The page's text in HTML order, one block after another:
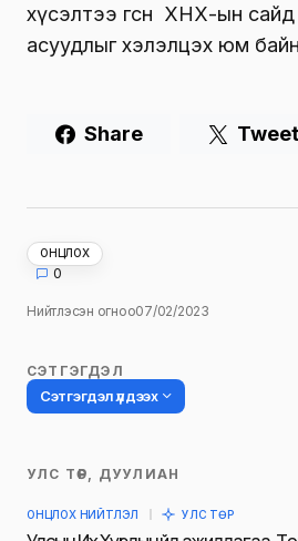
хүсэлтээ өгсөн ХНХ-ын сайд
асуудлыг хэлэлцэх юм
Share Tweet
ОНЦЛОХ
0
Нийтлэсэн огноо07/02/2023
СЭТГЭГДЭЛ
Сэтгэгдэл үлдээх
Таны имэйл хаягийг нийтлэхгүй.
УЛС ТӨР, ДУУЛИАН
ОНЦЛОХ НИЙТЛЭЛ УЛС ТӨР